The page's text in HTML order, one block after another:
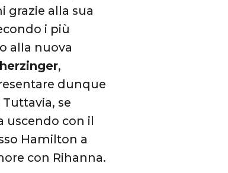
grazie alla sua
i più
alla nuova
,
dunque
se
uscendo con il
Hamilton a
con Rihanna.